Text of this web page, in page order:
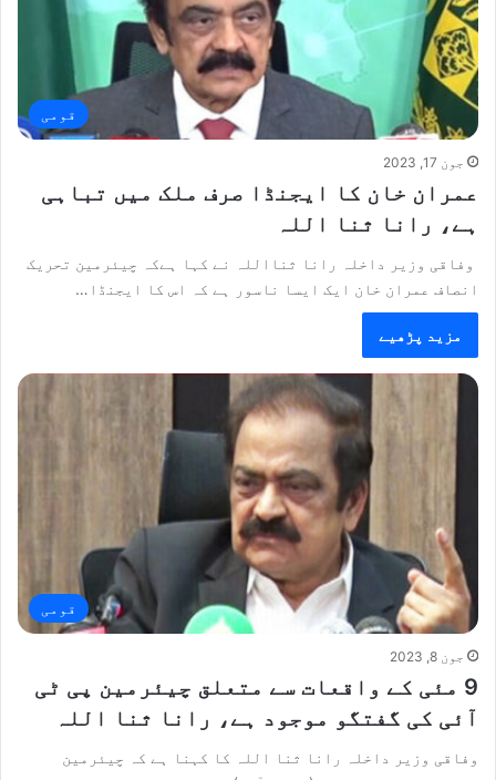
قومی
جون 17, 2023
عمران خان کا ایجنڈا صرف ملک میں تباہی
ہے، رانا ثنا اللہ
وفاقی وزیر داخلہ رانا ثنااللہ نے کہا ہےکہ چیئرمین تحریک
انصاف عمران خان ایک ایسا ناسور ہے کہ اس کا ایجنڈا…
مزید پڑھیے
قومی
جون 8, 2023
9 مئی کے واقعات سے متعلق چیئرمین پی ٹی
آئی کی گفتگو موجود ہے، رانا ثنا اللہ
وفاقی وزیر داخلہ رانا ثنا اللہ کا کہنا ہے کہ چیئرمین